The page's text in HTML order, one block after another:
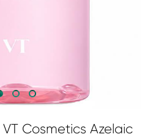
Cosmetics Azelaic